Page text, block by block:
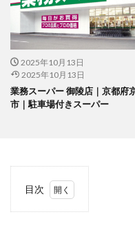
2025年10月13日
2025年10月13日
業務スーパー 御陵店｜京都府
市｜駐車場付きスーパー
目次